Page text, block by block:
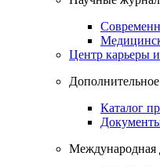
Центр карьеры
Каталог
Международная